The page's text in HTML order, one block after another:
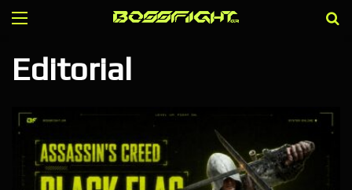
Menu
Editorial